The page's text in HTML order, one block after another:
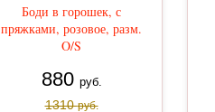
Боди в горошек, с
пряжками, розовое, разм.
O/S
880 руб.
1310руб.